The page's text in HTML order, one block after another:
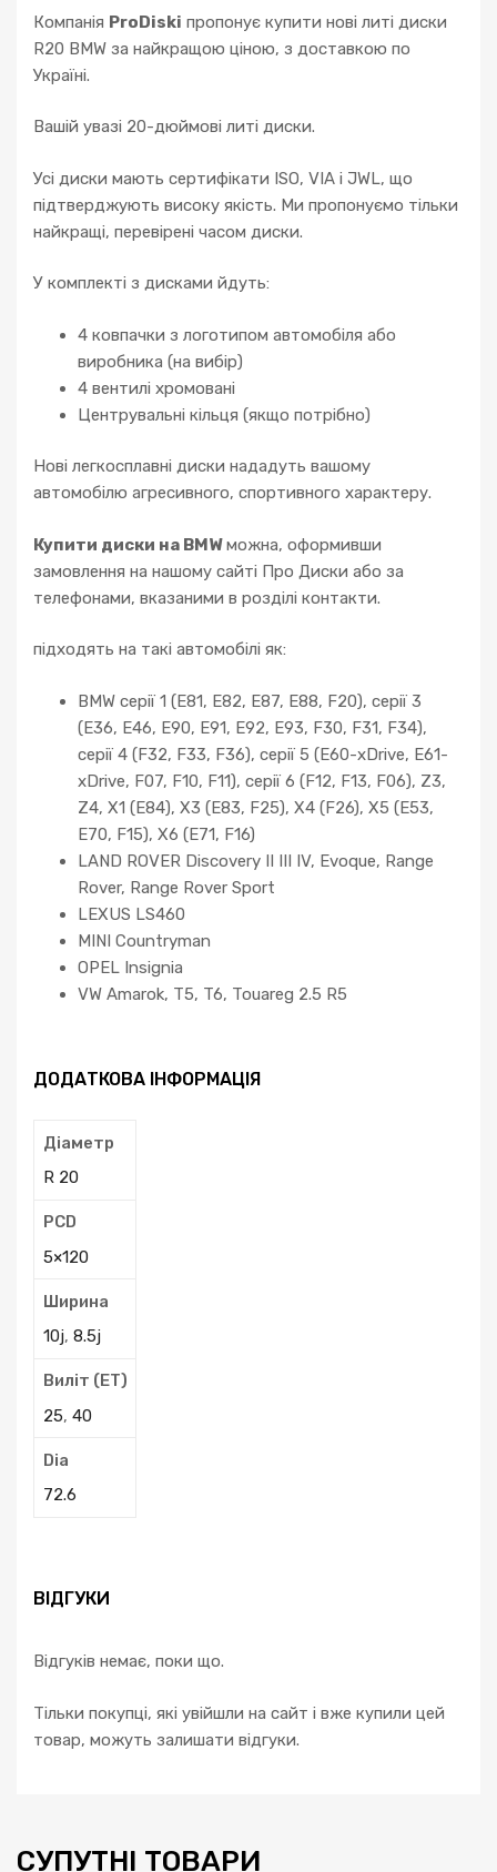
Компанія ProDiski пропонує купити нові литі диски
R20 BMW за найкращою ціною, з доставкою по
Україні.
Вашій увазі 20-дюймові литі диски.
Усі диски мають сертифікати ISO, VIA і JWL, що
підтверджують високу якість. Ми пропонуємо тільки
найкращі, перевірені часом диски.
У комплекті з дисками йдуть:
4 ковпачки з логотипом автомобіля або
виробника (на вибір)
4 вентилі хромовані
Центрувальні кільця (якщо потрібно)
Нові легкосплавні диски нададуть вашому
автомобілю агресивного, спортивного характеру.
Купити диски на BMWможна, оформивши
замовлення на нашому сайті Про Диски або за
телефонами, вказаними в розділі контакти.
підходять на такі автомобілі як:
BMW серії 1 (E81, E82, E87, E88, F20), серії 3
(E36, E46, E90, E91, E92, E93, F30, F31, F34),
серії 4 (F32, F33, F36), серії 5 (E60-xDrive, E61-
xDrive, F07, F10, F11), серії 6 (F12, F13, F06), Z3,
Z4, X1 (E84), X3 (E83, F25), X4 (F26), X5 (E53,
E70, F15), X6 (E71, F16)
LAND ROVER Discovery II III IV, Evoque, Range
Rover, Range Rover Sport
LEXUS LS460
MINI Countryman
OPEL Insignia
VW Amarok, T5, T6, Touareg 2.5 R5
ДОДАТКОВА ІНФОРМАЦІЯ
Діаметр
R 20
PCD
5×120
Ширина
10j, 8.5j
Виліт (ЕТ)
25, 40
Dia
72.6
ВІДГУКИ
Відгуків немає, поки що.
Тільки покупці, які увійшли на сайт і вже купили цей
товар, можуть залишати відгуки.
СУПУТНІ ТОВАРИ